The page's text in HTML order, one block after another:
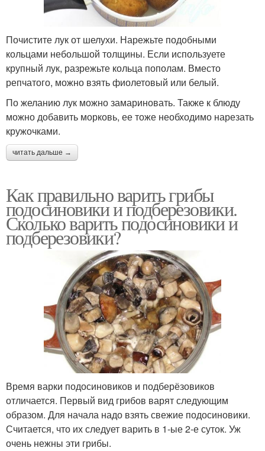
Почистите лук от шелухи. Нарежьте подобными
кольцами небольшой толщины. Если используете
крупный лук, разрежьте кольца пополам. Вместо
репчатого, можно взять фиолетовый или белый.
По желанию лук можно замариновать. Также к блюду
можно добавить морковь, ее тоже необходимо нарезать
кружочками.
читать дальше →
Как правильно варить грибы
подосиновики и подберезовики.
Сколько варить подосиновики и
подберезовики?
Время варки подосиновиков и подберёзовиков
отличается. Первый вид грибов варят следующим
образом. Для начала надо взять свежие подосиновики.
Считается, что их следует варить в 1-ые 2-е суток. Уж
очень нежны эти грибы.